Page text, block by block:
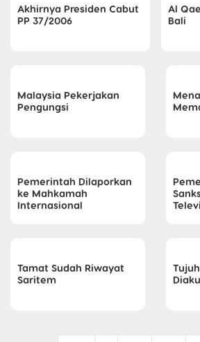
Akhirnya Presiden Cabut
PP 37/2006
Al
Bali
Malaysia Pekerjakan
Pengungsi
Pemerintah Dilaporkan
ke Mahkamah
Internasional
Tamat Sudah Riwayat
Saritem